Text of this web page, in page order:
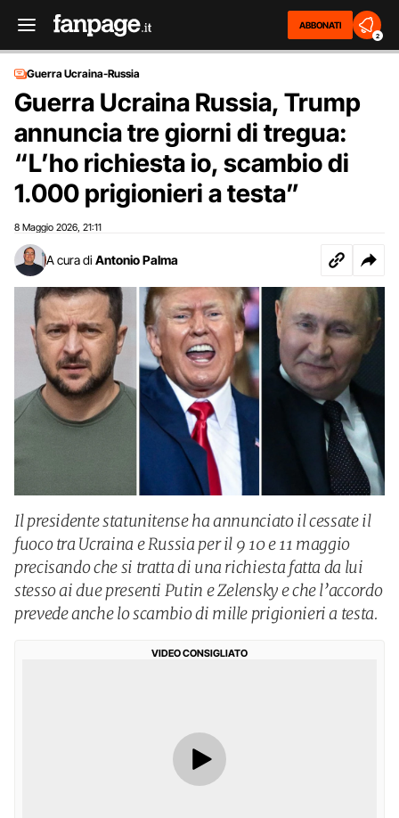
ABBONATI
2
Guerra Ucraina-Russia
Guerra Ucraina Russia, Trump
annuncia tre giorni di tregua:
“L’ho richiesta io, scambio di
1.000 prigionieri a testa”
8 Maggio 2026 21:11
A cura di Antonio Palma
Il presidente statunitense ha annunciato il cessate il
fuoco tra Ucraina e Russia per il 9 10 e 11 maggio
precisando che si tratta di una richiesta fatta da lui
stesso ai due presenti Putin e Zelensky e che l’accordo
prevede anche lo scambio di mille prigionieri a testa.
VIDEO CONSIGLIATO